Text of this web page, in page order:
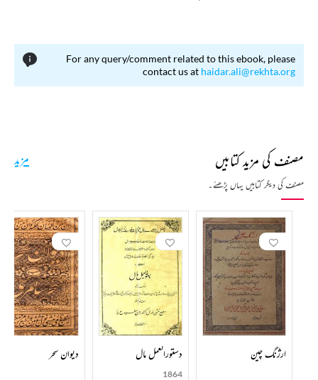
For any query/comment related to this ebook, please
contact us at haidar.ali@rekhta.org
مصنف کی مزید کتابیں
مصنف کی دیگر کتابیں یہاں پڑھئے۔
مزید
ارژنگ چین دستورالعمل مال
1864
دیوان سحر